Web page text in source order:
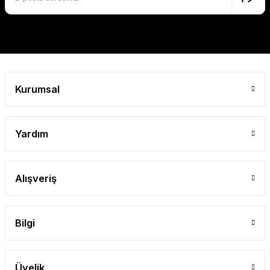
Kurumsal
Yardım
Alışveriş
Bilgi
Üyelik